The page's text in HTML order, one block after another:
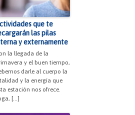
que te
las pilas
y externamente
la llegada de la
y el buen tiempo,
darle al cuerpo la
y la energía que
estación nos ofrece.
[…]